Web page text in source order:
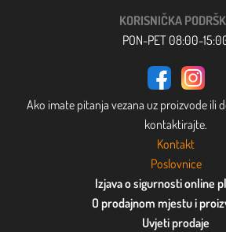
KORISNIČKA
PON-PET 08:00-
Ako imate pitanja vezana uz proizvode ili
kontaktirajte.
Kontakt
Poslovnice
Izjava o sigurnosti online
O prodajnom mjestu i
Uvjeti prodaje